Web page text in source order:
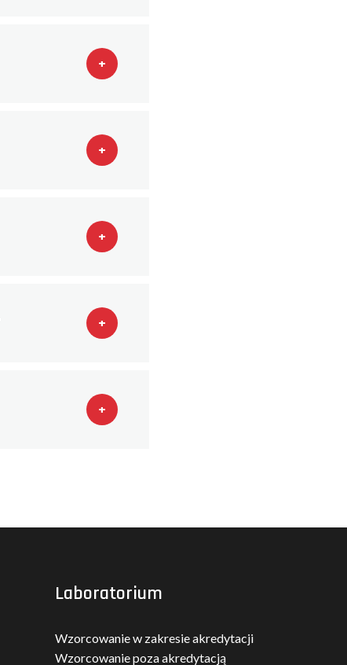
+
+
+
+
+
Laboratorium
Wzorcowanie w zakresie akredytacji
Wzorcowanie poza akredytacją